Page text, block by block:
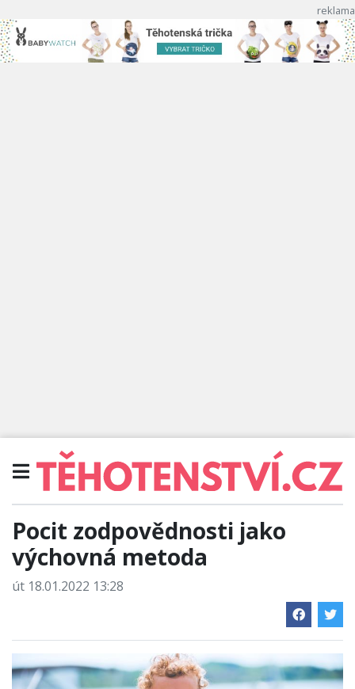
Pocit zodpovědnosti jako
výchovná metoda
út 18.01.2022 13:28